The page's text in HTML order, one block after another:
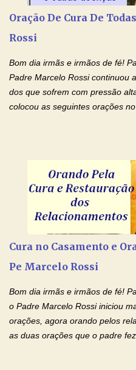
o Senhor. Obrigado pelo dom
de estudar. Mas, como o
sempre é fácil. A rotina cansa e
Oração De Cura De
Rossi
Bom dia irmãs e irmãos de fé!
Padre Marcelo Rossi continuou
dos que sofrem com pressão
colocou as seguintes orações
Senhora! Adriana-Devoção e
Jesus esteja ao vosso lado,
para vos conservar; diante de
para vos guardar; acima de
e reina pelos séculos dos
Todas As Doenças Senhor
Nome † (sinal da cruz), que
os padrões de enfermidade
os laços...
Cura no Casamento e
Pe Marcelo Rossi
Bom dia irmãs e irmãos de fé!
o Padre Marcelo Rossi iniciou
orações, agora orando pelos
as duas orações que o padre